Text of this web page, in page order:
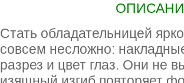
Стать обладательницей
совсем несложно:
разрез и цвет глаз. Они не